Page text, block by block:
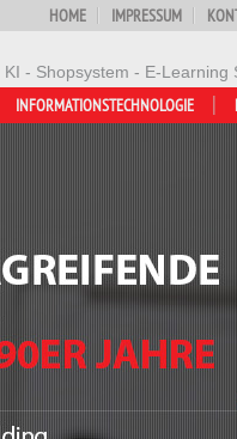
KI - Shopsystem - E-
HOME IMPRESSUM
INFORMATIONSTECHNOLOGIE